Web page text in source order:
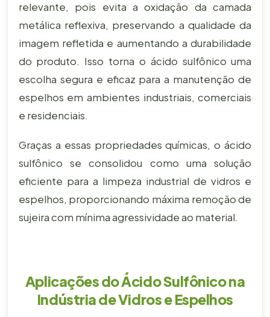
relevante, pois evita a oxidação da camada
metálica reflexiva, preservando a qualidade da
imagem refletida e aumentando a durabilidade
do produto. Isso torna o ácido sulfônico uma
escolha segura e eficaz para a manutenção de
espelhos em ambientes industriais, comerciais
e residenciais.
Graças a essas propriedades químicas, o ácido
sulfônico se consolidou como uma solução
eficiente para a limpeza industrial de vidros e
espelhos, proporcionando máxima remoção de
sujeira com mínima agressividade ao material.
Aplicações do Ácido Sulfônico na
Indústria de Vidros e Espelhos